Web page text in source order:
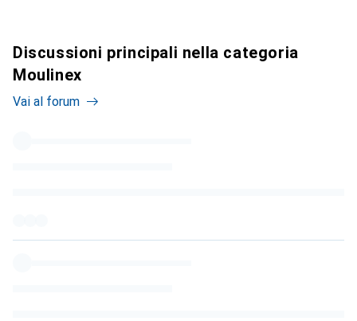
Discussioni principali nella categoria
Moulinex
Vai al forum